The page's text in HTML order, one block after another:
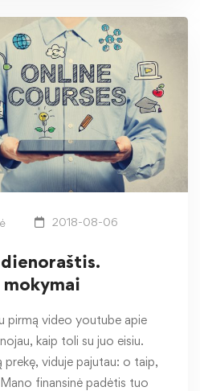
2018-08-06
pirmą video youtube apie
kaip toli su juo eisiu.
prekę, viduje pajutau: o taip,
finansinė padėtis tuo